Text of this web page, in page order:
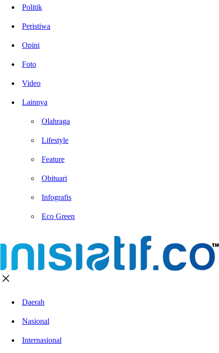
Politik
Peristiwa
Opini
Foto
Video
Lainnya
Olahraga
Lifestyle
Feature
Obituari
Infografis
Eco Green
Daerah
Nasional
Internasional